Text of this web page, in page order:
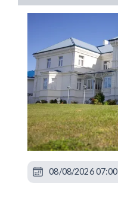
08/08/2026 07:00